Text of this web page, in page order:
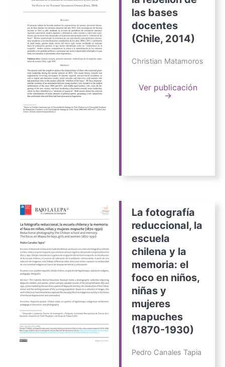
las bases
docentes
(Chile, 2014)
Christian Matamoros
Ver publicación
→
La fotografía
reduccional, la
escuela
chilena y la
memoria: el
foco en niños,
niñas y
mujeres
mapuches
(1870-1930)
Pedro Canales Tapia